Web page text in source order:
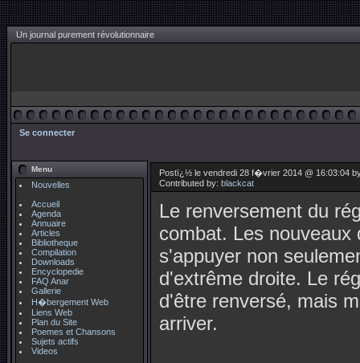
Un journal purement révolutionnaire
Se connecter
Menu
Nouvelles
Accueil
Agenda
Annuaire
Articles
Bibliotheque
Compilation
Downloads
Encyclopedie
FAQ Anar
Gallerie
H�bergement Web
Liens Web
Plan du Site
Poemes et Chansons
Sujets actifs
Videos
Postï¿½ le vendredi 28 f�vrier 2014 @ 16:03:04
Contributed by: blackcat
Le renversement du
combat. Les
s'appuyer non
d'extrême droite. Le
d'être renversé, mais
arriver.